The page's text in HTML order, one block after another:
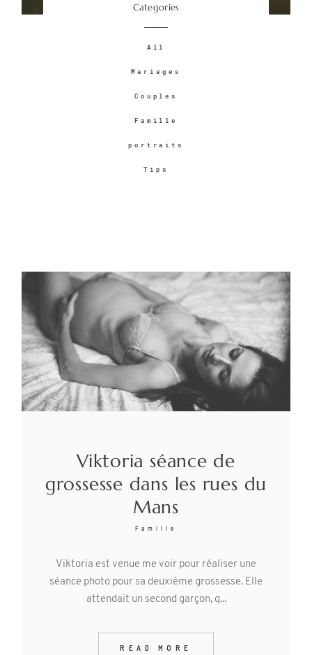
Categories
All
Mariages
Couples
Famille
portraits
Tips
Viktoria séance de
grossesse dans les rues du
Mans
Famille
Viktoria est venue me voir pour réaliser une
séance photo pour sa deuxième grossesse. Elle
attendait un second garçon, q...
READ MORE